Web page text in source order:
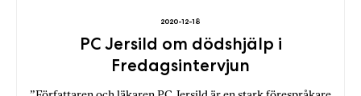
2020-12-18
PC Jersild om dödshjälp i
Fredagsintervjun